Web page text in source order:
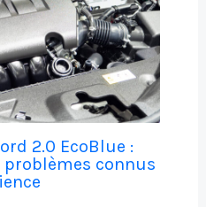
2.0 EcoBlue :
problèmes connus